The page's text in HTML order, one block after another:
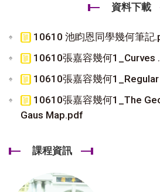
資料下載
10610 池盷恩同學幾何筆記
10610張嘉容幾何1_Curves
10610張嘉容幾何
10610張嘉容幾何1_The
Gaus Map.pdf
課程資訊